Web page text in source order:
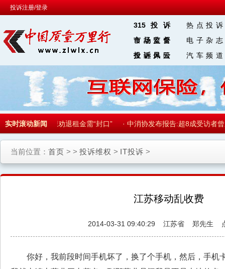
投诉注册/登录
315投诉
热点投诉
食品安全
市场监督
电子杂志
金融保险
投诉风云
汽车频道
实时滚动新闻
·自如“有毒”，想劝退租金需“封口” ·中消协发布报告:超8成受访者曾
当前位置： 首页 > > 投诉维权 > IT投诉 >
江苏移动乱收费
2014-03-31 09:40:29 江苏省 郑先生
你好，我前段时间手机坏了，换了个手机，然后，手机